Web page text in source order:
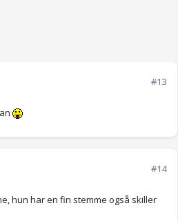
#13
#14
hun har en fin stemme også skiller